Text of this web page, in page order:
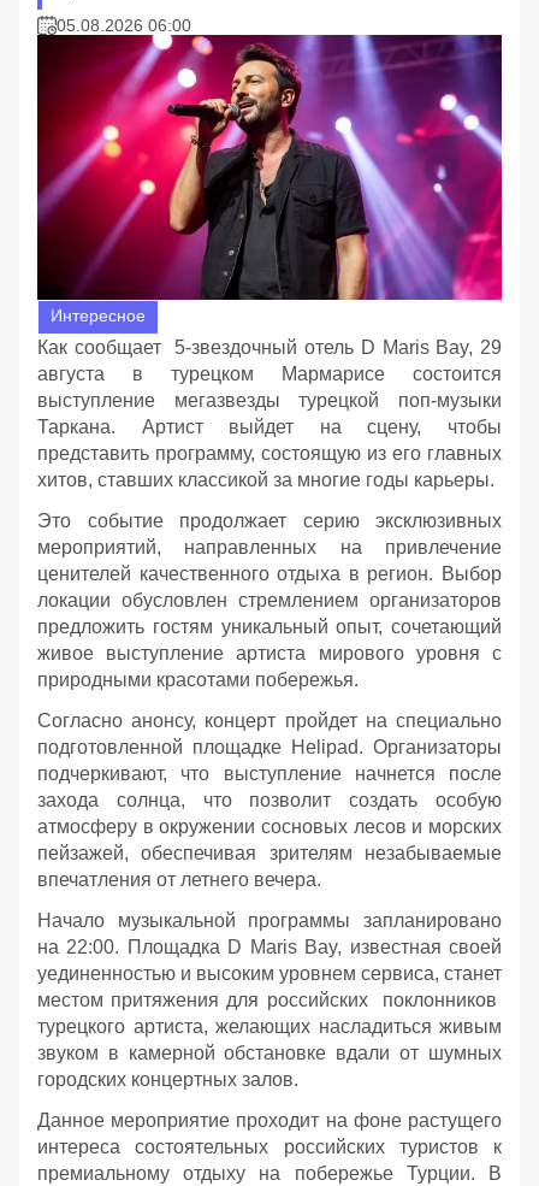
05.08.2026 06:00
Интересное
Как сообщает 5-звездочный отель D Maris Bay, 29
августа в турецком Мармарисе состоится
выступление мегазвезды турецкой поп-музыки
Таркана. Артист выйдет на сцену, чтобы
представить программу, состоящую из его главных
хитов, ставших классикой за многие годы карьеры.
Это событие продолжает серию эксклюзивных
мероприятий, направленных на привлечение
ценителей качественного отдыха в регион. Выбор
локации обусловлен стремлением организаторов
предложить гостям уникальный опыт, сочетающий
живое выступление артиста мирового уровня с
природными красотами побережья.
Согласно анонсу, концерт пройдет на специально
подготовленной площадке Helipad. Организаторы
подчеркивают, что выступление начнется после
захода солнца, что позволит создать особую
атмосферу в окружении сосновых лесов и морских
пейзажей, обеспечивая зрителям незабываемые
впечатления от летнего вечера.
Начало музыкальной программы запланировано
на 22:00. Площадка D Maris Bay, известная своей
уединенностью и высоким уровнем сервиса, станет
местом притяжения для российских поклонников
турецкого артиста, желающих насладиться живым
звуком в камерной обстановке вдали от шумных
городских концертных залов.
Данное мероприятие проходит на фоне растущего
интереса состоятельных российских туристов к
премиальному отдыху на побережье Турции. В